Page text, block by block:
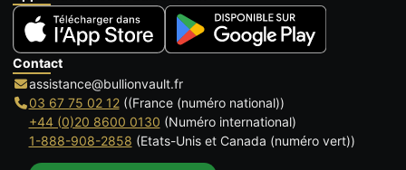
Contact
assistance@bullionvault.fr
03 67 75 02 12((France (numéro national))
+44 (0)20 8600 0130 (Numéro international)
1-888-908-2858 (Etats-Unis et Canada (numéro vert))